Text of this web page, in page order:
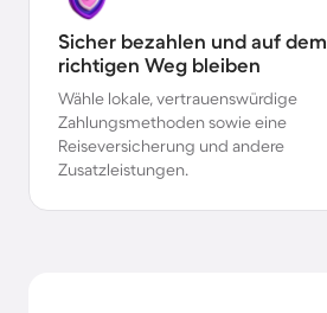
Sicher bezahlen und auf dem
richtigen Weg bleiben
Wähle lokale, vertrauenswürdige
Zahlungsmethoden sowie eine
Reiseversicherung und andere
Zusatzleistungen.